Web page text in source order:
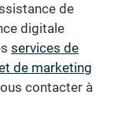
de
digitale
services de
de marketing
contacter à